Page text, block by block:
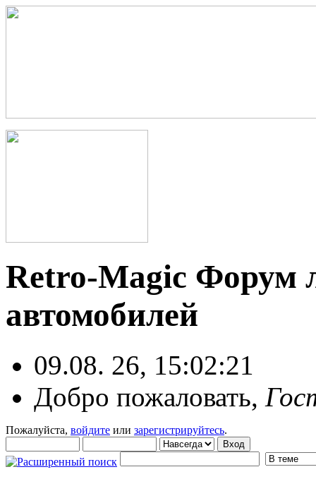
Retro-Magic Форум
автомобилей
09.08. 26, 15:02:21
Добро пожаловать,
Пожалуйста, войдите или зарегистрируйтесь.